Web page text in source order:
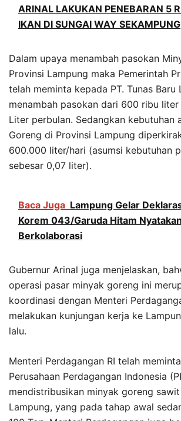
ARINAL LAKUKAN PENEBARAN 5
IKAN DI SUNGAI WAY SEKAMPUNG
Dalam upaya menambah pasokan
Provinsi Lampung maka Pemerintah
telah meminta kepada PT. Tunas Baru
menambah pasokan dari 600 ribu liter
Liter perbulan. Sedangkan kebutuhan
Goreng di Provinsi Lampung
600.000 liter/hari (asumsi kebutuhan
sebesar 0,07 liter).
Baca Juga Lampung Gelar
Korem 043/Garuda Hitam
Berkolaborasi
Gubernur Arinal juga menjelaskan,
operasi pasar minyak goreng ini
koordinasi dengan Menteri
melakukan kunjungan kerja ke
lalu.
Menteri Perdagangan RI telah
Perusahaan Perdagangan Indonesia
mendistribusikan minyak goreng
Lampung, yang pada tahap awal